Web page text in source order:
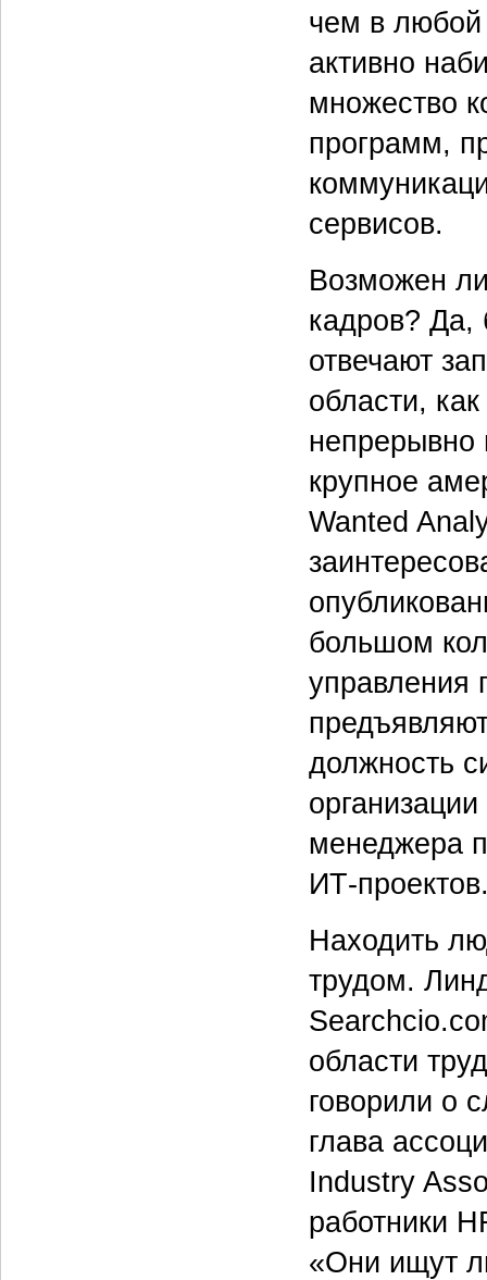
чем в любой
активно
множество
программ,
сервисов.
Возможен
кадров? Да,
отвечают
области,
непрерывно
крупное
Wanted
большом
управления
должность
менеджера
ИТ-
Находить
трудом.
области
говорили о
глава
Industry
работники
«Они ищут